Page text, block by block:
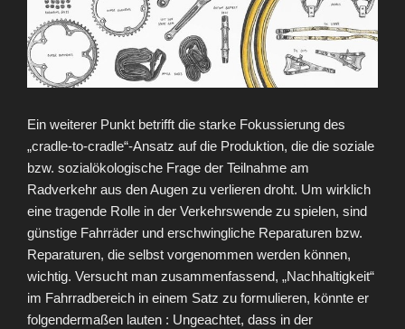
Ein weiterer Punkt betrifft die starke Fokussierung des
„cradle-to-cradle“-Ansatz auf die Produktion, die die soziale
bzw. sozialökologische Frage der Teilnahme am
Radverkehr aus den Augen zu verlieren droht. Um wirklich
eine tragende Rolle in der Verkehrswende zu spielen, sind
günstige Fahrräder und erschwingliche Reparaturen bzw.
Reparaturen, die selbst vorgenommen werden können,
wichtig. Versucht man zusammenfassend, „Nachhaltigkeit“
im Fahrradbereich in einem Satz zu formulieren, könnte er
folgendermaßen lauten : Ungeachtet, dass in der